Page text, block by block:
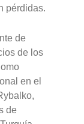
pérdidas.
de
de los
en el
de